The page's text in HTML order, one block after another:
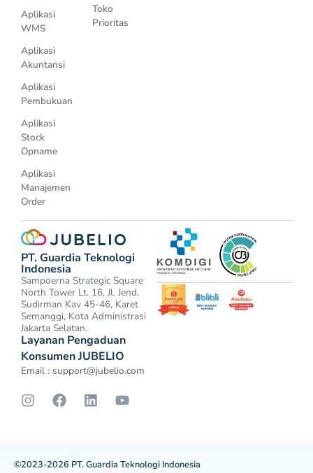
Aplikasi
WMS
Aplikasi
Akuntansi
Aplikasi
Pembukuan
Aplikasi
Stock
Opname
Aplikasi
Manajemen
Order
Toko
Prioritas
PT. Guardia Teknologi
Indonesia
Sampoerna Strategic Square
North Tower Lt. 16, Jl. Jend.
Sudirman Kav 45-46, Karet
Semanggi, Kota Administrasi
Jakarta Selatan.
Layanan Pengaduan
Konsumen JUBELIO
Email : support@jubelio.com
©2023-2026 PT. Guardia Teknologi Indonesia